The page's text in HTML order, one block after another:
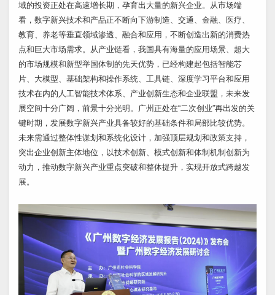
域的投资正处在高速增长期，孕育出大量的新兴企业。从市场端
看，数字新兴技术和产品正不断向下游制造、交通、金融、医疗、
教育、养老等垂直领域渗透、融合和应用，不断创造出新的消费热
点和巨大市场需求。从产业链看，我国具有海量的应用场景、超大
的市场规模和新型举国体制的先天优势，已经构建起包括智能芯
片、大模型、基础架构和操作系统、工具链、深度学习平台和应用
技术在内的人工智能技术体系、产业创新生态和企业联盟，未来发
展空间十分广阔，前景十分光明。广州正处在“二次创业”再出发的关
键时期，发展数字新兴产业具备较好的基础条件和局部比较优势。
未来需通过整体性谋划和系统化设计，加强顶层规划和政策支持，
突出企业创新主体地位，以技术创新、模式创新和体制机制创新为
动力，推动数字新兴产业重点突破和整体提升，实现开放式跨越发
展。